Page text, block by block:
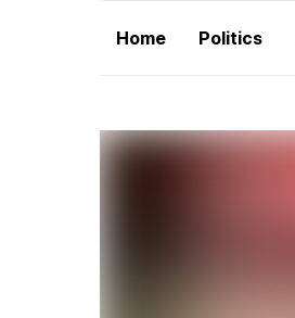
Home Politics